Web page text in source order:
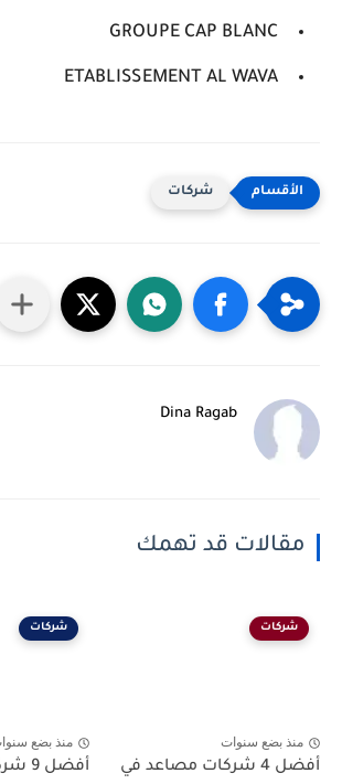
GROUPE CAP BLANC
ETABLISSEMENT AL WAVA
شركات
Dina Ragab
مقالات قد تهمك
شركات
منذ بضع سنوات
أفضل 4 شركات مصاعد في
شركات
منذ بضع